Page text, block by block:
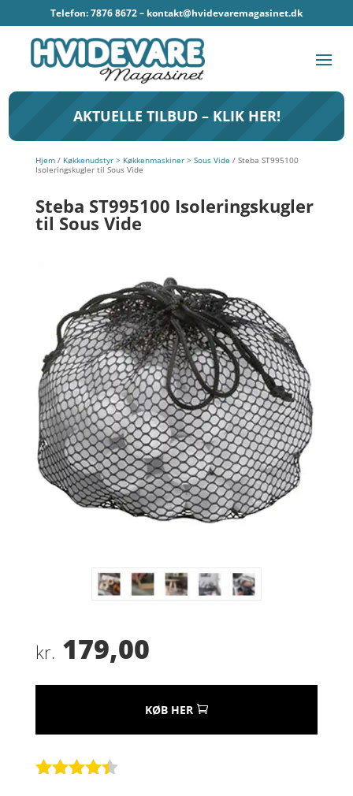
Telefon: 7876 8672 – kontakt@hvidevaremagasinet.dk
AKTUELLE TILBUD – KLIK HER!
Hjem/ Køkkenudstyr > Køkkenmaskiner > Sous Vide / Steba ST995100
Isoleringskugler til Sous Vide
Steba ST995100 Isoleringskugler
til Sous Vide
kr. 179,00
KØB HER